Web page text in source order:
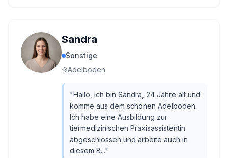
Sandra
Sonstige
Adelboden
"Hallo, ich bin Sandra, 24 Jahre alt und
komme aus dem schönen Adelboden.
Ich habe eine Ausbildung zur
tiermedizinischen Praxisassistentin
abgeschlossen und arbeite auch in
diesem B..."